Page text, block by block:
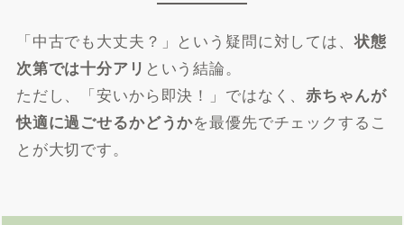
「中古でも大丈夫？」という疑問に対しては、状態
次第では十分アリ という結論。
ただし、「安いから即決！」ではなく、赤ちゃんが
快適に過ごせるかどうかを最優先でチェックするこ
とが大切です。